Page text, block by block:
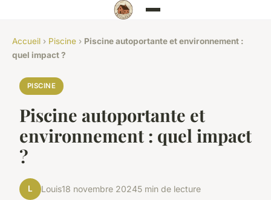
Accueil › Piscine › Piscine autoportante et environnement :
quel impact ?
PISCINE
Piscine autoportante et
environnement : quel impact
?
L Louis18 novembre 20245 min de lecture